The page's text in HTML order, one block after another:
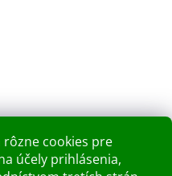
cookies pre
účely prihlásenia,